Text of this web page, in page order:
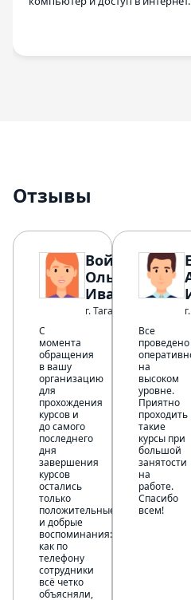
Отзывы
Войченко
Ольга
Ивановна
г. Таганрог
С
момента
обращения
в вашу
организацию
для
прохождения
курсов и
до самого
последнего
дня
завершения
курсов
остались
только
положительные
и добрые
воспоминания:
как по
телефону
сотрудники
всё четко
объясняли,
Все
проведено
на
высоком
уровне.
Приятно
проходить
такие
курсы при
большой
занятости
на
работе.
Спасибо
всем!